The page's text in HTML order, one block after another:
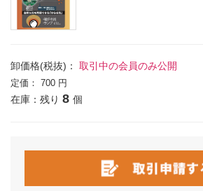
卸価格(税抜)： 取引中の会員のみ公開
定価： 700 円
在庫：残り 8 個